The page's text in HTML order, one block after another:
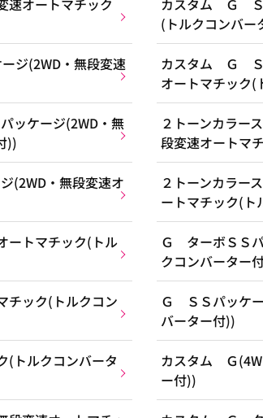
オートマチック
カスタム Ｇ Ｓ
(トルクコンバー
ジ(2WD・無段変速
カスタム Ｇ Ｓ
オートマチック(
ケージ(2WD・無
))
２トーンカラ
段変速オートマ
(2WD・無段変速オ
２トーンカラー
ートマチック(ト
ートマチック(トル
Ｇ ターボＳＳ
クコンバーター
チック(トルクコン
Ｇ ＳＳパッケ
バーター付))
(トルクコンバータ
カスタム Ｇ
ー付))